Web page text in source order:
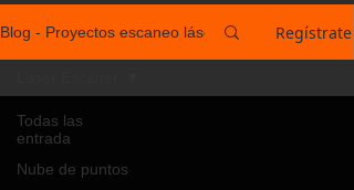
Blog - Proyectos escaneo láser España Regístrate
Todas las
entrada
Nube de puntos